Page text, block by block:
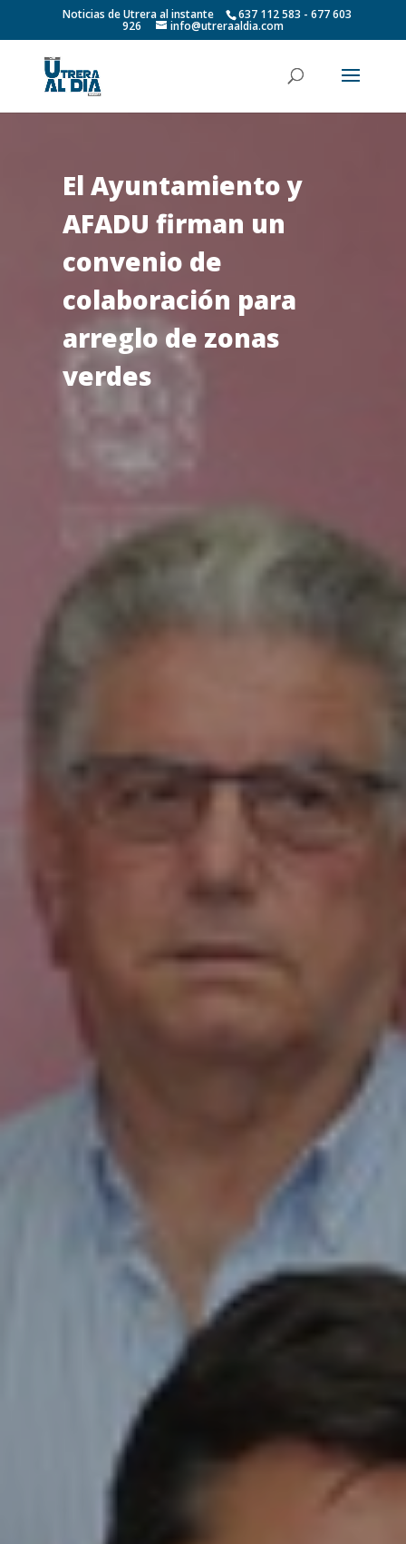
Noticias de Utrera al instante 637 112 583 - 677 603
926 info@utreraaldia.com
El Ayuntamiento y
AFADU firman un
convenio de
colaboración para
arreglo de zonas
verdes